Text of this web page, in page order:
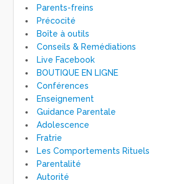
Parents-freins
Précocité
Boîte à outils
Conseils & Remédiations
Live Facebook
BOUTIQUE EN LIGNE
Conférences
Enseignement
Guidance Parentale
Adolescence
Fratrie
Les Comportements Rituels
Parentalité
Autorité